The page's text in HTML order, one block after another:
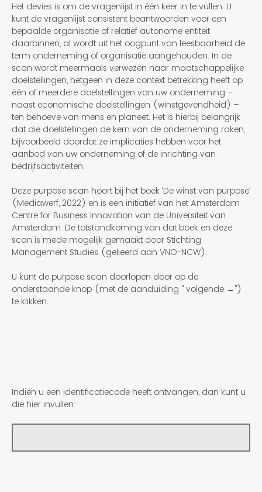
Het devies is om de vragenlijst in één keer in te vullen. U
kunt de vragenlijst consistent beantwoorden voor een
bepaalde organisatie of relatief autonome entiteit
daarbinnen, al wordt uit het oogpunt van leesbaarheid de
term onderneming of organisatie aangehouden. In de
scan wordt meermaals verwezen naar maatschappelijke
doelstellingen, hetgeen in deze context betrekking heeft op
één of meerdere doelstellingen van uw onderneming –
naast economische doelstellingen (winstgevendheid) –
ten behoeve van mens en planeet. Het is hierbij belangrijk
dat die doelstellingen de kern van de onderneming raken,
bijvoorbeeld doordat ze implicaties hebben voor het
aanbod van uw onderneming of de inrichting van
bedrijfsactiviteiten.
Deze purpose scan hoort bij het boek ‘De winst van purpose’
(Mediawerf, 2022) en is een initiatief van het Amsterdam
Centre for Business Innovation van de Universiteit van
Amsterdam. De totstandkoming van dat boek en deze
scan is mede mogelijk gemaakt door Stichting
Management Studies (gelieerd aan VNO-NCW).
U kunt de purpose scan doorlopen door op de
onderstaande knop (met de aanduiding " volgende →")
te klikken.
Indien u een identificatiecode heeft ontvangen, dan kunt u
die hier invullen: